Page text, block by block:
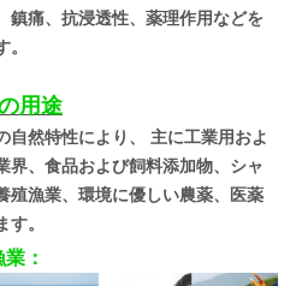
鎮痛、抗浸透性、薬理作用などを
用途
自然特性により、 主に工業用およ
界、食品および飼料添加物、シャ
殖漁業、環境に優しい農薬、医薬
。
：